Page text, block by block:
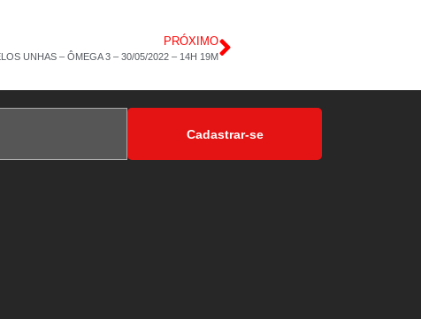
PRÓXIMO
UNHAS – ÔMEGA 3 – 30/05/2022 – 14H 19M
Cadastrar-se